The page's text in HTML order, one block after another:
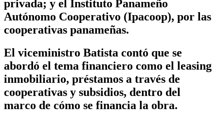
privada; y el Instituto Panameño
Autónomo Cooperativo (Ipacoop), por las
cooperativas panameñas.
El viceministro Batista contó que se
abordó el tema financiero como el leasing
inmobiliario, préstamos a través de
cooperativas y subsidios, dentro del
marco de cómo se financia la obra.